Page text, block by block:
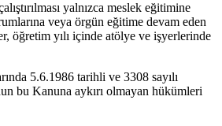
yalnızca meslek eğitimine
veya örgün eğitime devam eden
öğretim yılı içinde atölye ve işyerlerinde
5.6.1986 tarihli ve 3308 sayılı
bu Kanuna aykırı olmayan hükümleri